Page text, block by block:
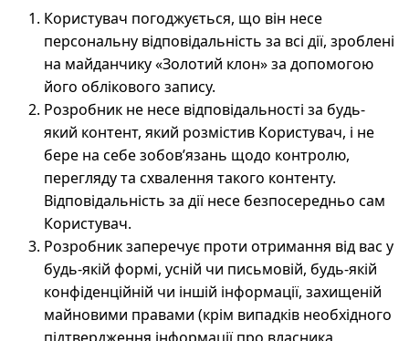
Користувач погоджується, що він несе
персональну відповідальність за всі дії, зроблені
на майданчику «Золотий клон» за допомогою
його облікового запису.
Розробник не несе відповідальності за будь-
який контент, який розмістив Користувач, і не
бере на себе зобов’язань щодо контролю,
перегляду та схвалення такого контенту.
Відповідальність за дії несе безпосередньо сам
Користувач.
Розробник заперечує проти отримання від вас у
будь-якій формі, усній чи письмовій, будь-якій
конфіденційній чи іншій інформації, захищеній
майновими правами (крім випадків необхідного